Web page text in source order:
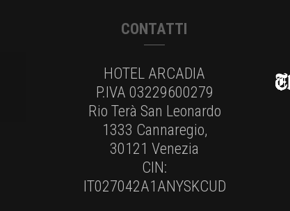
CONTATTI
HOTEL ARCADIA
P.IVA 03229600279
Rio Terà San Leonardo
1333 Cannaregio,
30121 Venezia
CIN:
IT027042A1ANYSKCUD